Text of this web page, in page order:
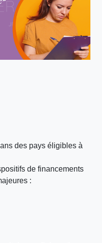
des pays éligibles à
de financements
: